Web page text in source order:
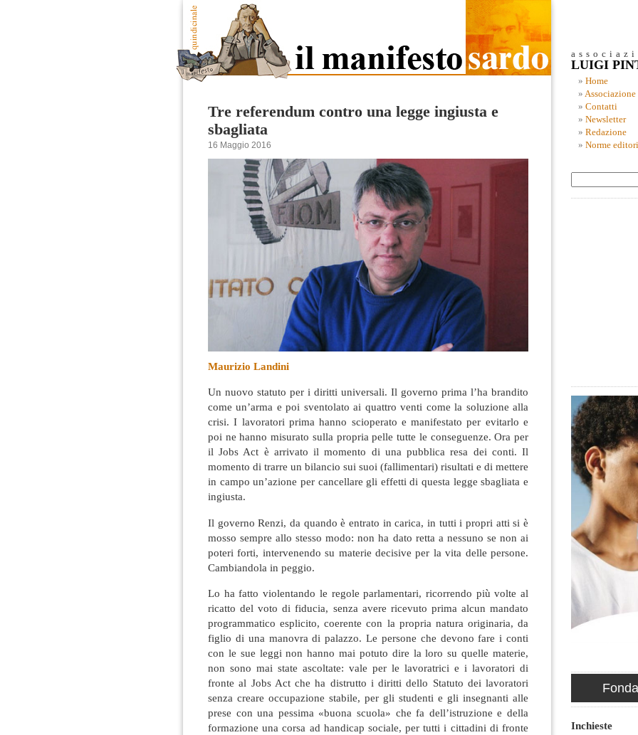
Tre referendum contro una legge ingiusta e
sbagliata
16 Maggio 2016
Maurizio Landini
Un nuovo statuto per i diritti universali. Il governo prima l’ha brandito
come un’arma e poi sventolato ai quattro venti come la soluzione alla
crisi. I lavoratori prima hanno scioperato e manifestato per evitarlo e
poi ne hanno misurato sulla propria pelle tutte le conseguenze. Ora per
il Jobs Act è arrivato il momento di una pubblica resa dei conti. Il
momento di trarre un bilancio sui suoi (fallimentari) risultati e di mettere
in campo un’azione per cancellare gli effetti di questa legge sbagliata e
ingiusta.
Il governo Renzi, da quando è entrato in carica, in tutti i propri atti si è
mosso sempre allo stesso modo: non ha dato retta a nessuno se non ai
poteri forti, intervenendo su materie decisive per la vita delle persone.
Cambiandola in peggio.
Lo ha fatto violentando le regole parlamentari, ricorrendo più volte al
ricatto del voto di fiducia, senza avere ricevuto prima alcun mandato
programmatico esplicito, coerente con la propria natura originaria, da
figlio di una manovra di palazzo. Le persone che devono fare i conti
con le sue leggi non hanno mai potuto dire la loro su quelle materie,
non sono mai state ascoltate: vale per le lavoratrici e i lavoratori di
fronte al Jobs Act che ha distrutto i diritti dello Statuto dei lavoratori
senza creare occupazione stabile, per gli studenti e gli insegnanti alle
prese con una pessima «buona scuola» che fa dell’istruzione e della
formazione una corsa ad handicap sociale, per tutti i cittadini di fronte
LUIGI
Home
Associazione
Contatti
Newsletter
Redazione
Norme
Inchieste